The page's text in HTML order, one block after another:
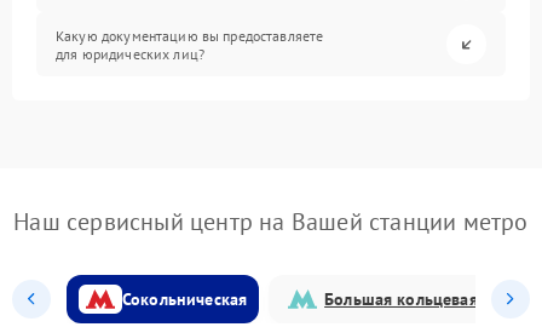
Какую документацию вы предоставляете
для юридических лиц?
Наш сервисный центр на Вашей станции метро
Сокольническая Большая кольцевая